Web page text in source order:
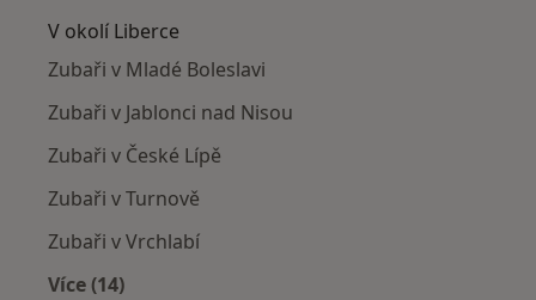
V okolí Liberce
Zubaři v Mladé Boleslavi
Zubaři v Jablonci nad Nisou
Zubaři v České Lípě
Zubaři v Turnově
Zubaři v Vrchlabí
Více (14)